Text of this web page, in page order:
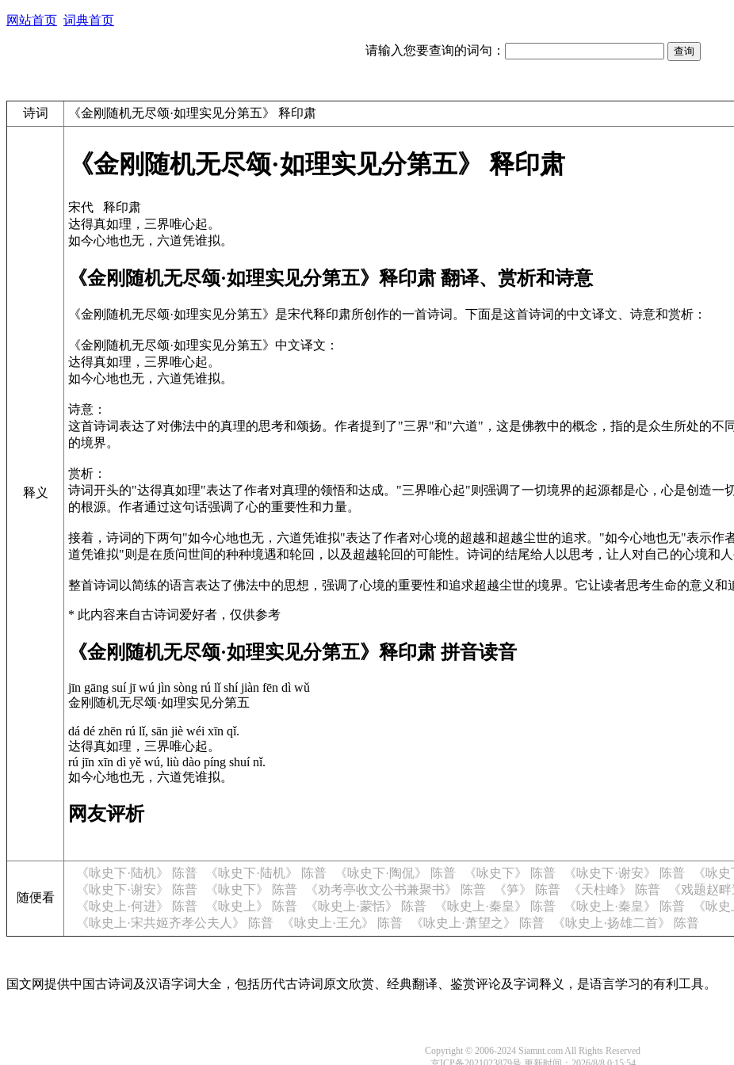
网站首页 词典首页
请输入您要查询的词句：
诗词 《金刚随机无尽颂·如理实见分第五》 释印肃
释义
《金刚随机无尽颂·如理实见分第五》 释印肃
宋代 释印肃
达得真如理，三界唯心起。
如今心地也无，六道凭谁拟。
《金刚随机无尽颂·如理实见分第五》释印肃 翻译、赏析和诗意
《金刚随机无尽颂·如理实见分第五》是宋代释印肃所创作的一首诗词。下面是这首诗词的中文译文、诗意和赏析：
《金刚随机无尽颂·如理实见分第五》中文译文：
达得真如理，三界唯心起。
如今心地也无，六道凭谁拟。
诗意：
这首诗词表达了对佛法中的真理的思考和颂扬。作者提到了"三界"和"六道"，这是佛教中的概念，指的是众生所处的不
的境界。
赏析：
诗词开头的"达得真如理"表达了作者对真理的领悟和达成。"三界唯心起"则强调了一切境界的起源都是心，心是创造
的根源。作者通过这句话强调了心的重要性和力量。
接着，诗词的下两句"如今心地也无，六道凭谁拟"表达了作者对心境的超越和超越尘世的追求。"如今心地也无"表示作
道凭谁拟"则是在质问世间的种种境遇和轮回，以及超越轮回的可能性。诗词的结尾给人以思考，让人对自己的心境和
整首诗词以简练的语言表达了佛法中的思想，强调了心境的重要性和追求超越尘世的境界。它让读者思考生命的意义和
* 此内容来自古诗词爱好者，仅供参考
《金刚随机无尽颂·如理实见分第五》释印肃 拼音读音
jīn gāng suí jī wú jìn sòng rú lǐ shí jiàn fēn dì wǔ
金刚随机无尽颂·如理实见分第五
dá dé zhēn rú lǐ, sān jiè wéi xīn qǐ.
达得真如理，三界唯心起。
rú jīn xīn dì yě wú, liù dào píng shuí nǐ.
如今心地也无，六道凭谁拟。
网友评析
随便看
《咏史下·陆机》 陈普 《咏史下·陆机》 陈普 《咏史下·陶侃》 陈普 《咏史下》 陈普 《咏史下·谢安》 陈普 《咏
《咏史下·谢安》 陈普
《咏史下》 陈普 《劝考亭收文公书兼聚书》 陈普 《笋》 陈普 《天柱峰》 陈普 《戏题赵
《咏史上·何进》 陈普
《咏史上》 陈普 《咏史上·蒙恬》 陈普 《咏史上·秦皇》 陈普 《咏史上·秦皇》 陈普 《咏
《咏史上·宋共姬齐孝公夫人》 陈普
《咏史上·王允》 陈普 《咏史上·萧望之》 陈普 《咏史上·扬雄二首》 陈普
国文网提供中国古诗词及汉语字词大全，包括历代古诗词原文欣赏、经典翻译、鉴赏评论及字词释义，是语言学习的有利工具。
Copyright © 2006-2024 Siamnt.com All Rights Reserved